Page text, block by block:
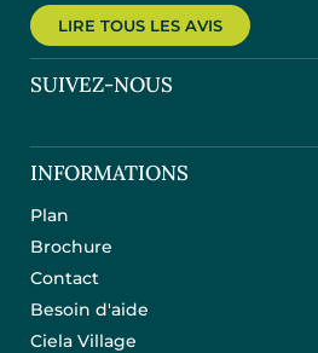
LIRE TOUS LES AVIS
SUIVEZ-NOUS
INFORMATIONS
Plan
Brochure
Contact
Besoin d'aide
Ciela Village